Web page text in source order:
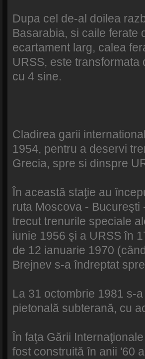
Dupa cel de-al doilea
Basarabia, si caile ferate
ecartament larg, calea
URSS, este
cu 4 sine.
Cladirea garii
1954, pentru a deservi
Grecia, spre si dinspre
În această staţie au
ruta Moscova - Bucureşti
trecut trenurile speciale
iunie 1956 şi a URSS în
de 12 ianuarie 1970
Brejnev s-a îndreptat
La 31 octombrie 1981 s-
pietonală subterană, cu
În faţa Gării
fost construită în anii '60